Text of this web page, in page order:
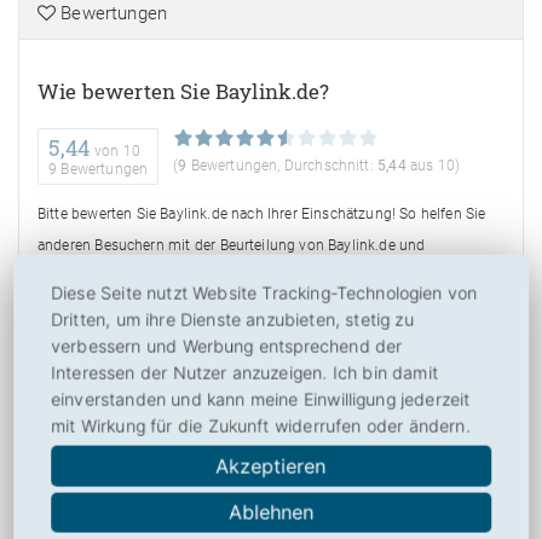
Bewertungen
Wie bewerten Sie Baylink.de?
5,44 von 10
9 Bewertungen
(9 Bewertungen, Durchschnitt: 5,44aus 10)
Bitte bewerten Sie Baylink.de nach Ihrer Einschätzung! So helfen Sie
anderen Besuchern mit der Beurteilung von Baylink.de und
Über
Social
Diese Seite nutzt Website Tracking-Technologien von
Dritten, um ihre Dienste anzubieten, stetig zu
verbessern und Werbung entsprechend der
Interessen der Nutzer anzuzeigen. Ich bin damit
einverstanden und kann meine Einwilligung jederzeit
mit Wirkung für die Zukunft widerrufen oder ändern.
Akzeptieren
Ablehnen